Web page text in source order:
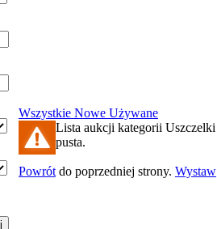
Wszystkie Nowe Używane
Lista aukcji kategorii Uszczelki
pusta.
Powrót do poprzedniej strony. Wystaw